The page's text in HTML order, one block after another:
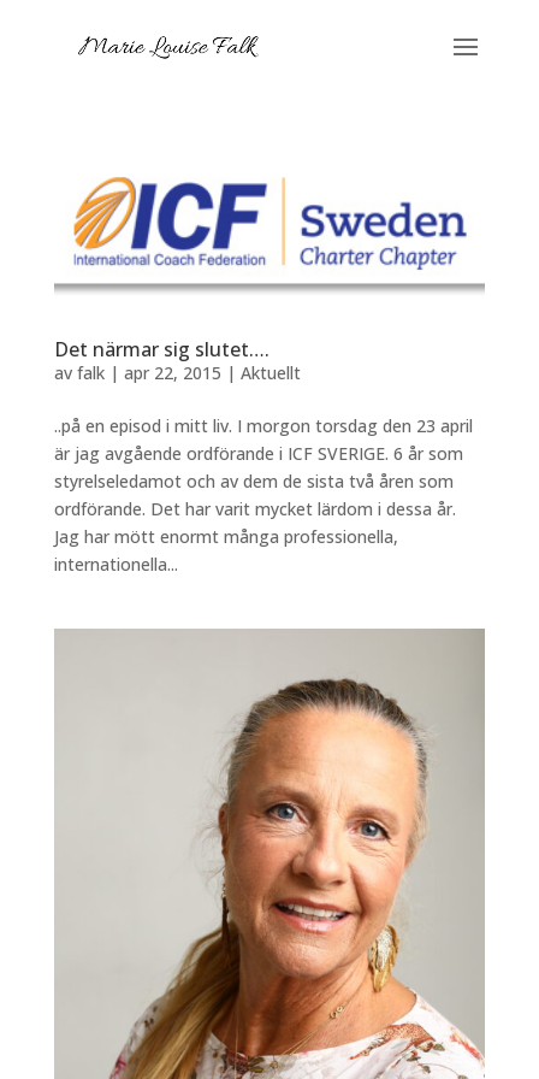
Det närmar sig slutet….
av falk| apr 22, 2015 | Aktuellt
..på en episod i mitt liv. I morgon torsdag den 23 april
är jag avgående ordförande i ICF SVERIGE. 6 år som
styrelseledamot och av dem de sista två åren som
ordförande. Det har varit mycket lärdom i dessa år.
Jag har mött enormt många professionella,
internationella...